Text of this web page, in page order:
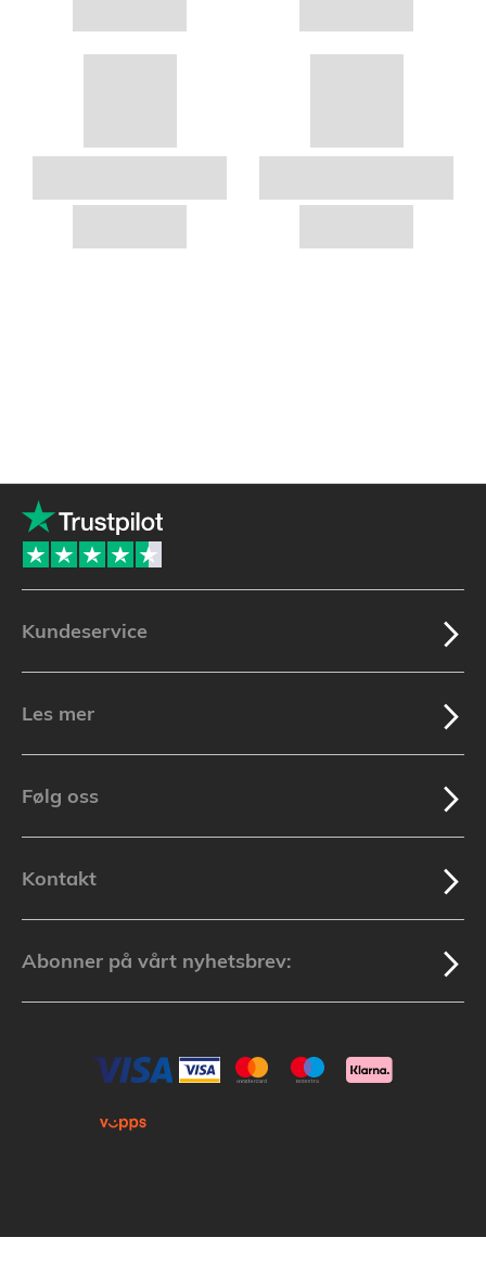
Kundeservice
Les mer
Følg oss
Kontakt
Abonner på vårt nyhetsbrev: